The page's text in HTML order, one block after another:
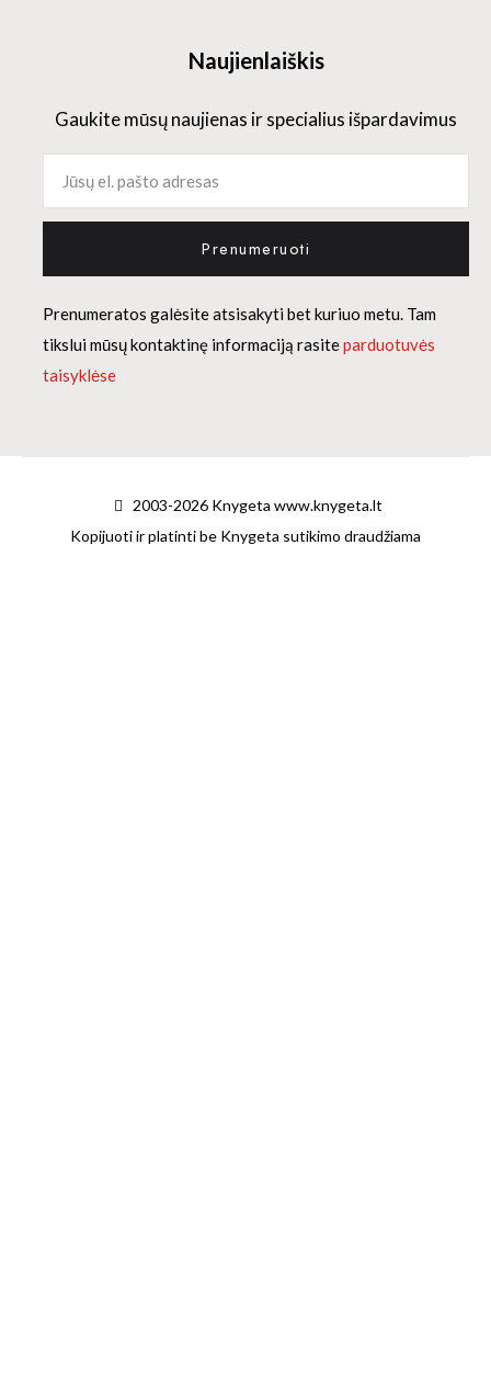
Naujienlaiškis
Gaukite mūsų naujienas ir specialius išpardavimus
Prenumeruoti
Prenumeratos galėsite atsisakyti bet kuriuo metu. Tam
tikslui mūsų kontaktinę informaciją rasiteparduotuvės
taisyklėse
2003-2026 Knygeta www.knygeta.lt
Kopijuoti ir platinti be Knygeta sutikimo draudžiama